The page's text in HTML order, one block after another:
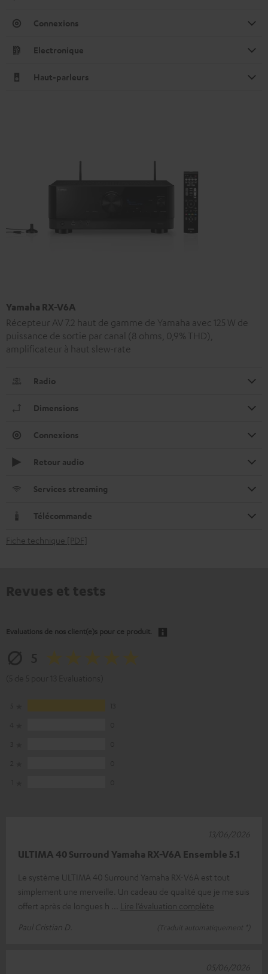
Connexions
Electronique
Haut-parleurs
Yamaha RX-V6A
Récepteur AV 7.2 haut de gamme de Yamaha avec 125 W de
puissance de sortie par canal (8 ohms, 0,9% THD),
amplificateur à haut slew-rate
Radio
Dimensions
Connexions
Retour audio
Services streaming
Télécommande
Fiche technique [PDF]
Evaluations de nos client(e)s pour ce produit.
ULTIMA 40 Surround Yamaha RX-V6A Ensemble 5.1
Le système ULTIMA 40 Surround Yamaha RX-V6A est tout
simplement une merveille. Un cadeau de qualité que je me suis
offert après de longues h
Lire l’évaluation complète
Paul Cristian D.
(Traduit automatiquement *)
13/06/2026
05/06/2026